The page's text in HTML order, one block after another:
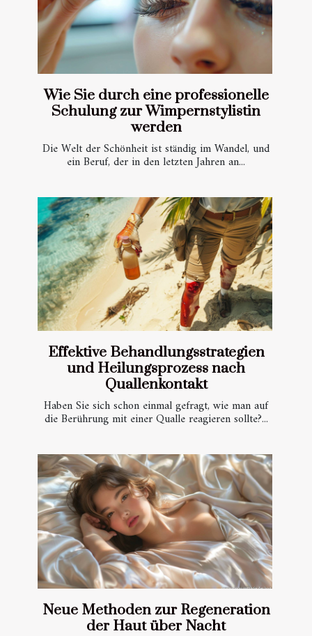
Wie Sie durch eine professionelle
Schulung zur Wimpernstylistin
werden
Die Welt der Schönheit ist ständig im Wandel, und
ein Beruf, der in den letzten Jahren an...
Effektive Behandlungsstrategien
und Heilungsprozess nach
Quallenkontakt
Haben Sie sich schon einmal gefragt, wie man auf
die Berührung mit einer Qualle reagieren sollte?...
Neue Methoden zur Regeneration
der Haut über Nacht